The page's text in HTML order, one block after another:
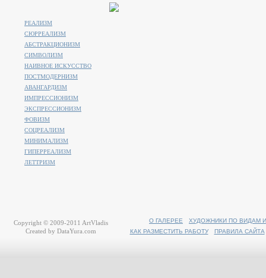
РЕАЛИЗМ
СЮРРЕАЛИЗМ
АБСТРАКЦИОНИЗМ
СИМВОЛИЗМ
НАИВНОЕ ИСКУССТВО
ПОСТМОДЕРНИЗМ
АВАНГАРДИЗМ
ИМПРЕССИОНИЗМ
ЭКСПРЕССИОНИЗМ
ФОВИЗМ
СОЦРЕАЛИЗМ
МИНИМАЛИЗМ
ГИПЕРРЕАЛИЗМ
ЛЕТТРИЗМ
О ГАЛЕРЕЕ
ХУДОЖНИКИ ПО ВИДАМ
КАК РАЗМЕСТИТЬ РАБОТУ
ПРАВИЛА САЙТА
Copyright © 2009-2011 ArtVladis
Created by DataYura.com